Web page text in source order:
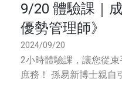
9/20 體驗課｜
優勢管理師》
2024/09/20
2小時體驗課，讓您從
庶務！ 孫易新博士親自